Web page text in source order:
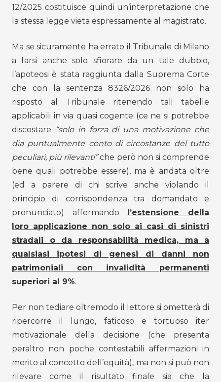
12/2025 costituisce quindi un’interpretazione che
la stessa legge vieta espressamente al magistrato.
Ma se sicuramente ha errato il Tribunale di Milano
a farsi anche solo sfiorare da un tale dubbio,
l’apoteosi è stata raggiunta dalla Suprema Corte
che con la sentenza 8326/2026 non solo ha
risposto al Tribunale ritenendo tali tabelle
applicabili in via quasi cogente (ce ne si potrebbe
discostare
“solo in forza di una motivazione che
dia puntualmente conto di circostanze del tutto
peculiari, più rilevanti”che però non si comprende
bene quali potrebbe essere), ma è andata oltre
(ed a parere di chi scrive anche violando il
principio di corrispondenza tra domandato e
pronunciato) affermando
l’estensione della
loro applicazione non solo ai casi di sinistri
stradali o da responsabilità medica, ma a
qualsiasi ipotesi di genesi di danni non
patrimoniali con invalidità permanenti
superiori al 9%.
Per non tediare oltremodo il lettore si ometterà di
ripercorre il lungo, faticoso e tortuoso iter
motivazionale della decisione (che presenta
peraltro non poche contestabili affermazioni in
merito al concetto dell’equità), ma non si può non
rilevare come il risultato finale sia che la